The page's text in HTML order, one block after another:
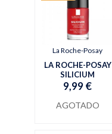
La Roche-Posay
LA ROCHE-POSAY
SILICIUM
9,99 €
AGOTADO